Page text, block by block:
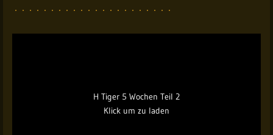
H Tiger 5 Wochen Teil 2
Klick um zu laden